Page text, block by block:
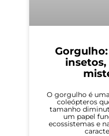
O gorgulho é
coleópteros
tamanho
um papel
ecossistemas e